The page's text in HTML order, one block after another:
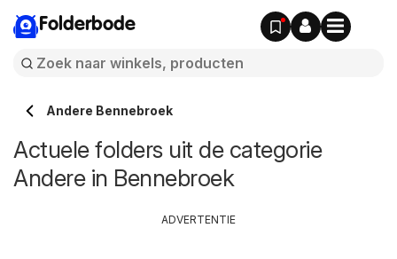
Folderbode
Andere Bennebroek
Actuele folders uit de categorie
Andere in Bennebroek
ADVERTENTIE